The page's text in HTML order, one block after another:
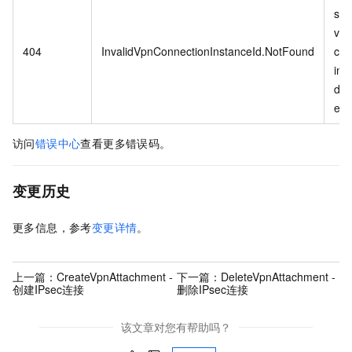
404 InvalidVpnConnectionInstanceId.NotFound
vpn
访问错误中心查看更多错误码。
变更历史
更多信息，参考变更详情。
上一篇： CreateVpnAttachment -
创建IPsec连接
下一篇： DeleteVpnAttachment -
删除IPsec连接
该文章对您有帮助吗？